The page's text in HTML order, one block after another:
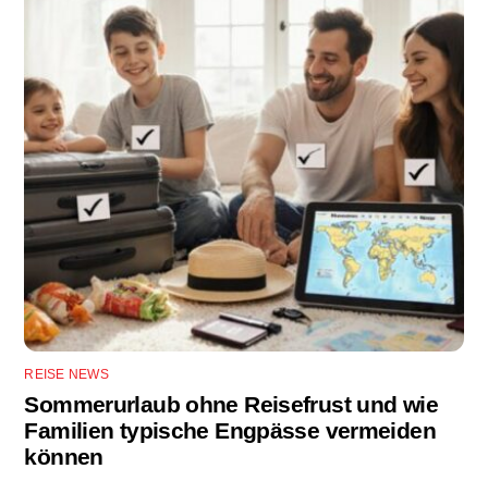
REISE NEWS
Sommerurlaub ohne Reisefrust und wie
Familien typische Engpässe vermeiden
können